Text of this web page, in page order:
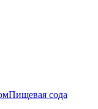
Пищевая сода